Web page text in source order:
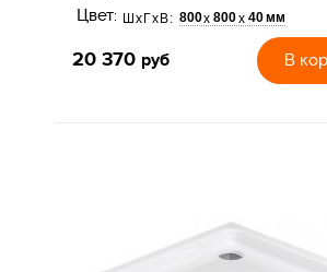
Цвет: ШхГхВ: 800х 800х 40 мм
20 370 руб В